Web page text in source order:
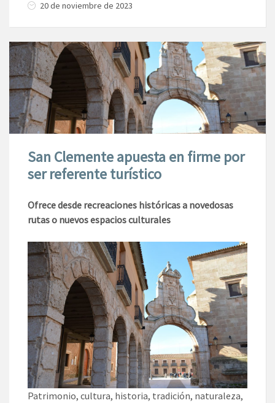
20 de noviembre de 2023
San Clemente apuesta en firme por
ser referente turístico
Ofrece desde recreaciones históricas a novedosas
rutas o nuevos espacios culturales
Patrimonio, cultura, historia, tradición, naturaleza,